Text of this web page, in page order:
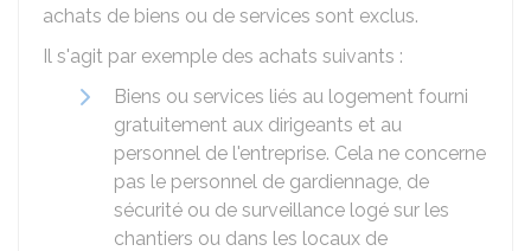
achats de biens ou de services sont exclus.
Il s'agit par exemple des achats suivants :
Biens ou services liés au logement fourni
gratuitement aux dirigeants et au
personnel de l'entreprise. Cela ne concerne
pas le personnel de gardiennage, de
sécurité ou de surveillance logé sur les
chantiers ou dans les locaux de